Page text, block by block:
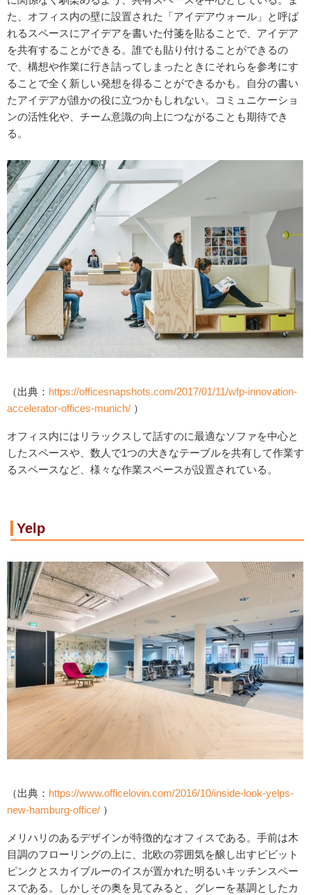
た、オフィス内の壁に設置された「アイデアウォール」と呼ば
れるスペースにアイデアを書いた付箋を貼ることで、アイデア
を共有することができる。誰でも貼り付けることができるの
で、構想や作業に行き詰ってしまったときにそれらを参考にす
ることで全く新しい発想を得ることができるかも。自分の書い
たアイデアが誰かの役に立つかもしれない。コミュニケーショ
ンの活性化や、チーム意識の向上につながることも期待でき
る。
（出典： https://officesnapshots.com/2017/01/11/wfp-innovation-
accelerator-offices-munich/ ）
オフィス内にはリラックスして話すのに最適なソファを中心と
したスペースや、数人で1つの大きなテーブルを共有して作業す
るスペースなど、様々な作業スペースが設置されている。
Yelp
（出典： https://www.officelovin.com/2016/10/inside-look-yelps-
new-hamburg-office/ ）
メリハリのあるデザインが特徴的なオフィスである。手前は木
目調のフローリングの上に、北欧の雰囲気を醸し出すビビット
ピンクとスカイブルーのイスが置かれた明るいキッチンスペー
スである。しかしその奥を見てみると、グレーを基調としたカ